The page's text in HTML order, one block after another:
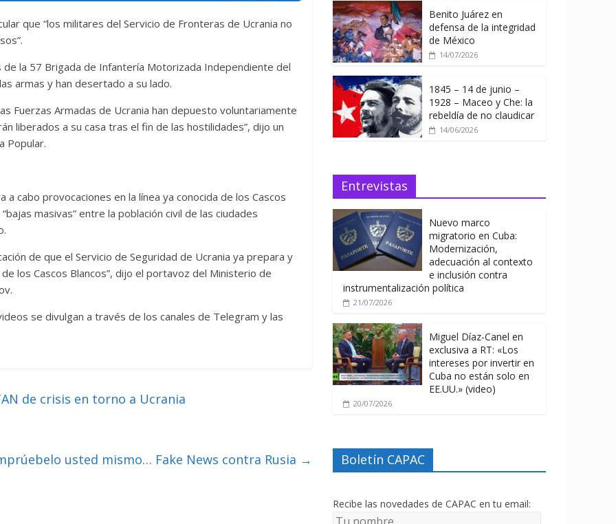
que “los militares del Servicio de Fronteras de Ucrania no
de la 57 Brigada de Infantería Motorizada Independiente del
armas y han desertado a su lado.
Fuerzas Armadas de Ucrania han depuesto voluntariamente
liberados a su casa tras el fin de las hostilidades”, dijo un
Popular.
a cabo provocaciones en la línea ya conocida de los Cascos
masivas” entre la población civil de las ciudades
de que el Servicio de Seguridad de Ucrania ya prepara y
los Cascos Blancos”, dijo el portavoz del Ministerio de
se divulgan a través de los canales de Telegram y las
de crisis en torno a Ucrania
usted mismo… Fake News contra Rusia →
Benito Juárez en
defensa de la integridad
de México
14/07/2026
1845 – 14 de junio –
1928 – Maceo y Che: la
rebeldía de no claudicar
14/06/2026
Entrevistas
Nuevo marco
migratorio en Cuba:
Modernización,
adecuación al contexto
e inclusión contra
instrumentalización política
21/07/2026
Miguel Díaz-Canel en
exclusiva a RT: «Los
intereses por invertir en
Cuba no están solo en
EE.UU.» (video)
20/07/2026
Boletín CAPAC
Recibe las novedades de CAPAC en tu email: